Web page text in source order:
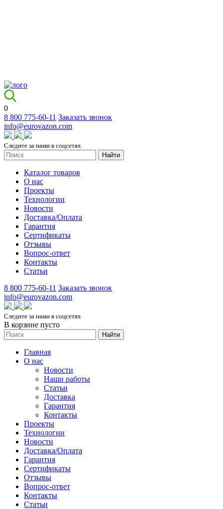
0
8 800 775-60-11 Заказать звонок
info@eurovazon.com
Следите за нами в соцсетях
Найти
Каталог товаров
О нас
Проекты
Технологии
Новости
Доставка/Оплата
Гарантия
Сертификаты
Отзывы
Вопрос-ответ
Контакты
Статьи
8 800 775-60-11 Заказать звонок
info@eurovazon.com
Следите за нами в соцсетях
В корзине пусто
Найти
Главная
О нас
Новости
Наши работы
Статьи
Доставка
Гарантия
Контакты
Проекты
Технологии
Новости
Доставка/Оплата
Гарантия
Сертификаты
Отзывы
Вопрос-ответ
Контакты
Статьи